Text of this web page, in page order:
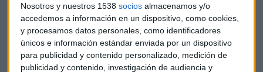
Nosotros y nuestros 1538 socios almacenamos y/o
accedemos a información en un dispositivo, como cookies,
y procesamos datos personales, como identificadores
únicos e información estándar enviada por un dispositivo
para publicidad y contenido personalizado, medición de
publicidad y contenido, investigación de audiencia y
El BPI ha analizado en el informeCriptomonedas: más allá
del alboroto, lo que se necesitaría para que el software de la
cadena de bloques en la que se basan las criptodivisas
procesara las transacciones minoristas digitales que
actualmente gestionan los sistemas de pago nacionales. A